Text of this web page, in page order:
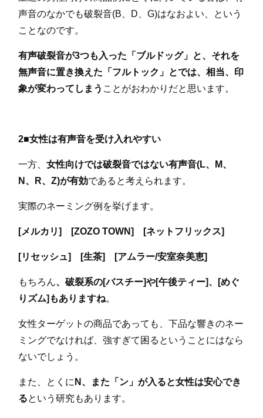
声音のなかでも破裂音(B、D、G)はなおよい、という
ことなのです。
有声破裂音が3つも入った「ブルドッグ」と、それを
無声音に置き換えた「フルトック」とでは、相当、印
象が変わってしまう ことがおわかりだと思います。
2■女性は有声音を受け入れやすい
一方、女性向けでは破裂音ではない有声音(L、M、
N、R、Z)が有効であると考えられます。
実際のネーミング例を挙げます。
[メルカリ] [ZOZO TOWN] [ネットフリックス]
[リセッシュ] [生茶] [アムラー/安室奈美恵]
もちろん、破裂系の[バスチー]や[午後ティー]、[めぐ
りズム]もありますね。
女性ターゲットの商品であっても、下品な響きのネー
ミングでなければ、強すぎて困るということにはなら
ないでしょう。
また、とくに N、また「ン」が入ると女性は安心でき
るという研究もあります。